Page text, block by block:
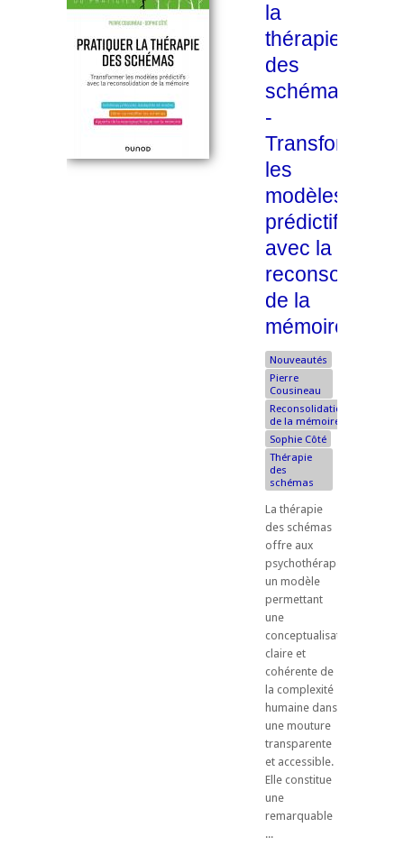
la
thérapie
des
schémas
-
Transformer
les
modèles
prédictifs
avec la
de la
mémoire
Nouveautés
Pierre
Cousineau
Reconsolidation
de la mémoire
Sophie Côté
Thérapie
des
schémas
La thérapie
des schémas
offre aux
psychothérapeutes
un modèle
permettant
une
conceptualisation
claire et
cohérente de
la complexité
humaine dans
une mouture
transparente
et accessible.
Elle constitue
une
remarquable
...